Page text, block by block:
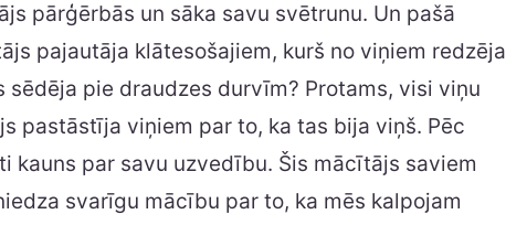
pārģērbās un sāka savu svētrunu. Un pašā
pajautāja klātesošajiem, kurš no viņiem redzēja
sēdēja pie draudzes durvīm? Protams, visi viņu
pastāstīja viņiem par to, ka tas bija viņš. Pēc
kauns par savu uzvedību. Šis mācītājs saviem
svarīgu mācību par to, ka mēs kalpojam